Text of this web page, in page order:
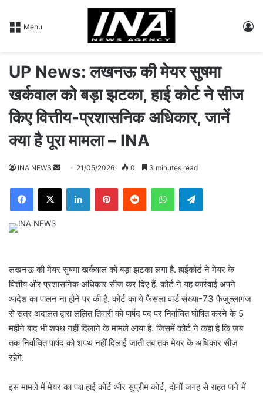
Menu
UP News: लखनऊ की मेयर सुषमा
खर्कवाल को बड़ा झटका, हाई कोर्ट ने सीज
किए वित्तीय-प्रशासनिक अधिकार, जानें
क्या है पूरा मामला – INA
INA NEWS
d
m
a
i
l
21/05/2026 0 3 minutes read
लखनऊ की मेयर सुषमा खर्कवाल को बड़ा झटका लगा है. हाईकोर्ट ने मेयर के
वित्तीय और प्रशासनिक अधिकार सीज कर दिए हैं. कोर्ट ने यह कार्रवाई अपने
आदेश का पालन ना होने पर की है. कोर्ट का ये फैसला वार्ड संख्या-73 फैजुल्लागंज
से सत्र अदालत द्वारा ललित तिवारी को पार्षद पद पर निर्वाचित घोषित करने के 5
महीने बाद भी शपथ नहीं दिलाने के मामले आया है. जिसमें कोर्ट ने कहा है कि जब
तक निर्वाचित पार्षद को शपथ नहीं दिलाई जाती तब तक मेयर के अधिकार सीज
रहेंगे.
इस मामले में मेयर का पक्ष हाई कोर्ट और सुप्रीम कोर्ट, दोनों जगह से राहत पाने में